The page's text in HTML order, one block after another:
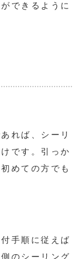
できるように
れば、シーリ
です。引っか
めての方でも
手順に従えば
のシーリング